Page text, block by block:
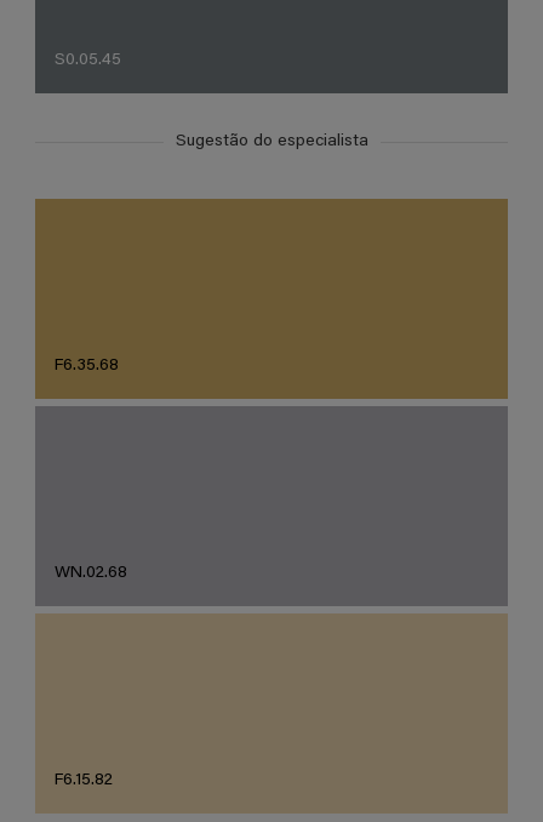
S0.05.45
Sugestão do especialista
F6.35.68
WN.02.68
F6.15.82